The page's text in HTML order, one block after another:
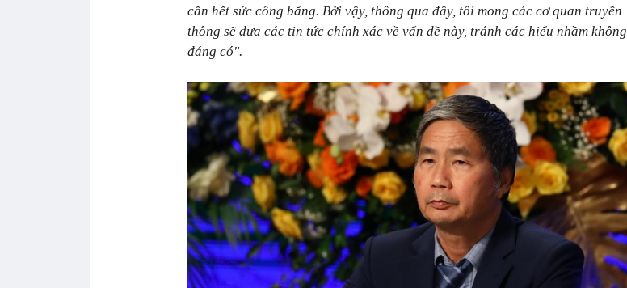
cần hết sức công bằng. Bởi vậy, thông qua đây, tôi mong các cơ quan truyền
thông sẽ đưa các tin tức chính xác về vấn đề này, tránh các hiểu nhầm không
đáng có".